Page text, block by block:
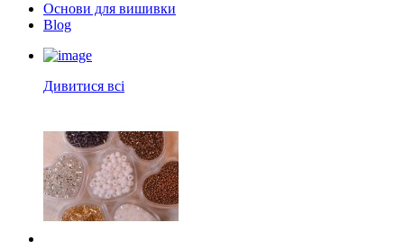
Основи для вишивки
Blog
Дивитися всі